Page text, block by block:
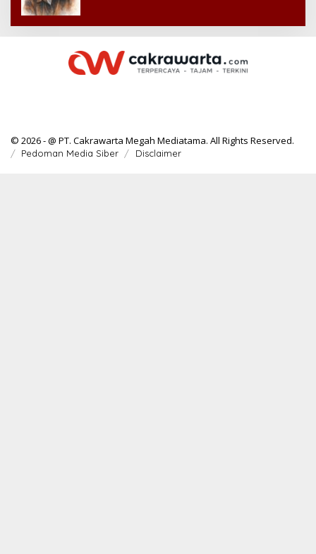
© 2026 - @ PT. Cakrawarta Megah Mediatama. All Rights Reserved.
Pedoman Media Siber Disclaimer